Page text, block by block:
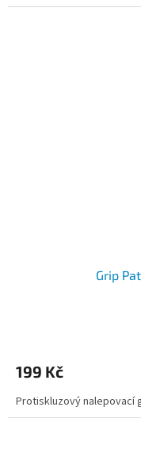
Grip
199 Kč
Protiskluzový nalepovací